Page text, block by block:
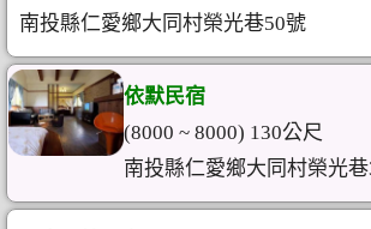
南投縣仁愛鄉大同村榮光巷50號
依默民宿
(8000 ~ 8000) 130公尺
南投縣仁愛鄉大同村榮光